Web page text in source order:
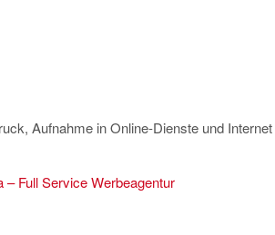
Aufnahme in Online-Dienste und
– Full Service Werbeagentur